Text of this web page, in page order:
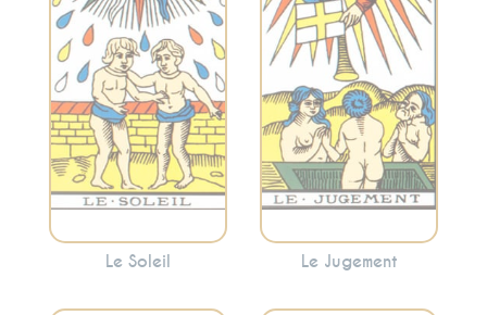
Soleil apporte une
énergie positive et
encourage à
embrasser la
lumière.
Le Soleil
Jugement peut
indiquer une
période de
réflexion et de
renaissance
personnelle.
Le Jugement